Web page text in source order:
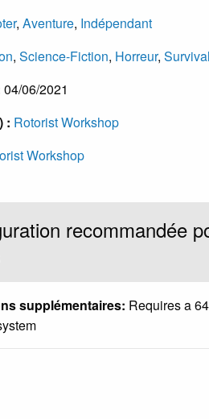
, Aventure, Indépendant
, Science-Fiction, Horreur, Survival
04/06/2021
: Rotorist Workshop
Workshop
recommandée
supplémentaires: Requires a